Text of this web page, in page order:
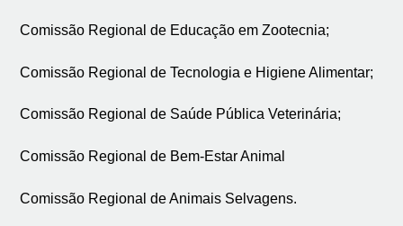
Comissão Regional de Educação em Zootecnia;
Comissão Regional de Tecnologia e Higiene Alimentar;
Comissão Regional de Saúde Pública Veterinária;
Comissão Regional de Bem-Estar Animal
Comissão Regional de Animais Selvagens.